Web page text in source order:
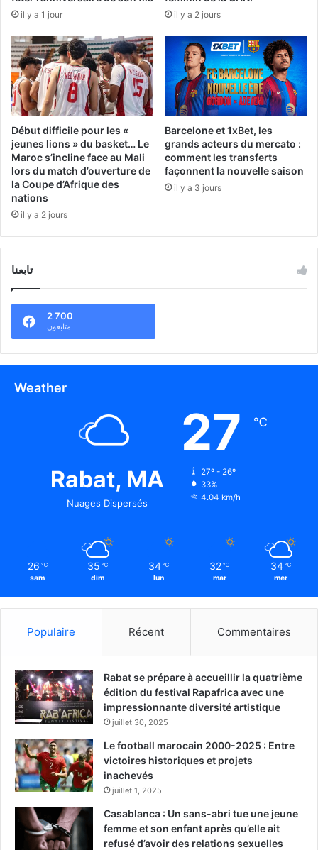
il y a 1 jour il y a 2 jours
Début difficile pour les «
jeunes lions » du basket… Le
Maroc s’incline face au Mali
lors du match d’ouverture de
la Coupe d’Afrique des
nations
il y a 2 jours
Barcelone et 1xBet, les
grands acteurs du mercato :
comment les transferts
façonnent la nouvelle saison
il y a 3 jours
تابعنا
2 700
متابعون
Weather
Rabat, MA
Nuages Dispersés
27 ℃
27º - 26º
33%
4.04 km/h
26 ℃
sam
35 ℃
dim
34 ℃
lun
32 ℃
mar
34 ℃
mer
Populaire Récent Commentaires
Rabat se prépare à accueillir la quatrième
édition du festival Rapafrica avec une
impressionnante diversité artistique
juillet 30, 2025
Le football marocain 2000-2025 : Entre
victoires historiques et projets
inachevés
juillet 1, 2025
Casablanca : Un sans-abri tue une jeune
femme et son enfant après qu’elle ait
refusé d’avoir des relations sexuelles